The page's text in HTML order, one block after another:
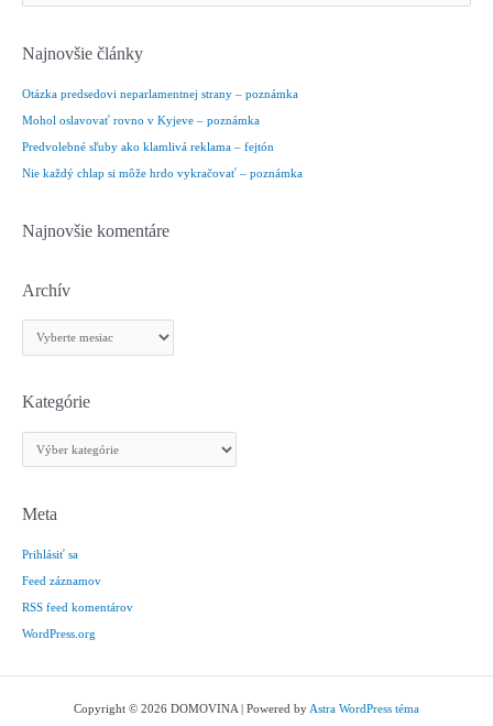
a
:
Najnovšie články
Otázka predsedovi neparlamentnej strany – poznámka
Mohol oslavovať rovno v Kyjeve – poznámka
Predvolebné sľuby ako klamlivá reklama – fejtón
Nie každý chlap si môže hrdo vykračovať – poznámka
Najnovšie komentáre
Archív
r
h
Kategórie
a
e
ó
r
i
e
Meta
Prihlásiť sa
Feed záznamov
RSS feed komentárov
WordPress.org
Copyright © 2026 DOMOVINA | Powered by Astra WordPress téma